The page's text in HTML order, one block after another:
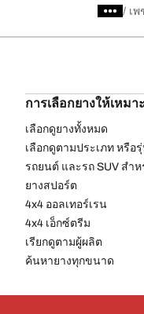
/ เ
การเลือกยางให้เหมา
เลือกดูยางทั้งหมด
เลือกดูตามประเภท หรือ
รถยนต์ และรถ SUV สำ
ยางสปอร์ต
4x4 ออลเทอร์เรน​
4x4 เอ็กซ์ตรีม​
เรียกดูตามผู้ผลิต
ค้นหายางทุกขนาด